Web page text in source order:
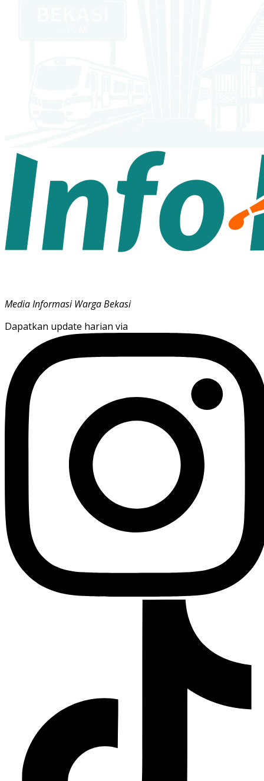
Media Informasi Warga Bekasi
Dapatkan update harian via